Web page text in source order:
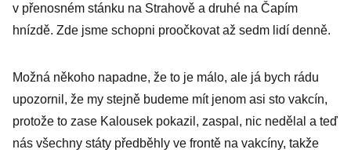
v přenosném stánku na Strahově a druhé na Čapím
hnízdě. Zde jsme schopni proočkovat až sedm lidí denně.
Možná někoho napadne, že to je málo, ale já bych rádu
upozornil, že my stejně budeme mít jenom asi sto vakcín,
protože to zase Kalousek pokazil, zaspal, nic nedělal a teď
nás všechny státy předběhly ve frontě na vakcíny, takže